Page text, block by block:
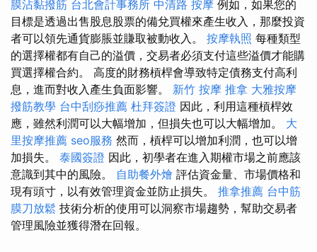
膜沾黏撥筋 台北會計事務所 中清路 按摩 例如，如果您的
目標是透過出售股息股票的備兌買權來產生收入，那麼投資
者可以領先通貨膨脹並賺取被動收入。 按摩執照 每種類型
的選擇權都有自己的溢價，交易者必須支付這些溢價才能購
買選擇權合約。 高度的財務槓桿會導致特定債務支付高利
息，進而對收入產生負面影響。 新竹 按摩 推拿 大雅按摩
撥筋教學 台中刮痧推薦 杜拜簽證 因此，利用這種槓桿效
應，雖然利潤可以大幅增加，但損失也可以大幅增加。 大
里按摩推薦 seo服務 然而，槓桿可以增加利潤，也可以增
加損失。 泰國簽證 因此，初學者在進入期權市場之前應該
意識到其中的風險。 自助餐外燴 評估資金量、市場價格和
現有頭寸，以有效管理資金並防止損失。 推拿推薦 台中筋
膜刀放鬆 技術分析的使用可以洞察市場趨勢，幫助交易者
管理風險並獲得潛在回報。